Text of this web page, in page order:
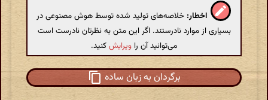
اخطار: خلاصه‌های تولید شده توسط هوش مصنوعی در
بسیاری از موارد نادرستند. اگر این متن به نظرتان نادرست است
می‌توانید آن را ویرایشکنید.
برگردان به زبان ساده